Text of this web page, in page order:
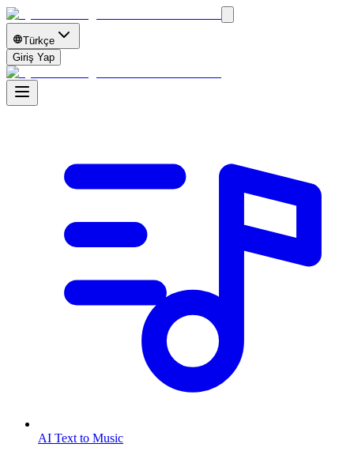
Türkçe
Giriş Yap
AI Text to Music